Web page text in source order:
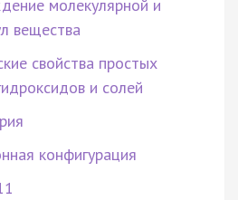
молекулярной и
вещества
свойства простых
и солей
конфигурация